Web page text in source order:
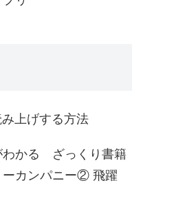
上げする方法
わかる ざっくり書籍
ーカンパニー② 飛躍